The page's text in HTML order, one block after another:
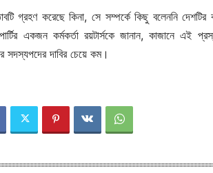
গ্রহণ করেছে কিনা, সে সম্পর্কে কিছু বলেননি দেশটির
একজন কর্মকর্তা রয়টার্সকে জানান, কাজানে এই
সদস্যপদের দাবির চেয়ে কম।